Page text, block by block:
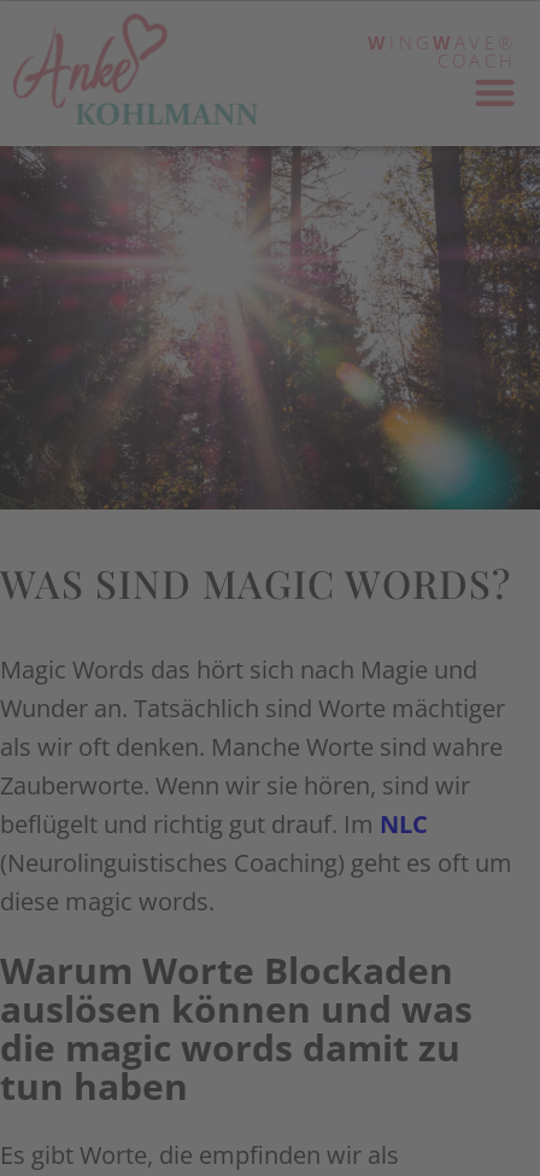
W ING W AVE®
COACH
WAS SIND MAGIC WORDS?
Magic Words das hört sich nach Magie und
Wunder an. Tatsächlich sind Worte mächtiger
als wir oft denken. Manche Worte sind wahre
Zauberworte. Wenn wir sie hören, sind wir
beflügelt und richtig gut drauf. Im NLC
(Neurolinguistisches Coaching) geht es oft um
diese magic words.
Warum Worte Blockaden
auslösen können und was
die magic words damit zu
tun haben
Es gibt Worte, die empfinden wir als